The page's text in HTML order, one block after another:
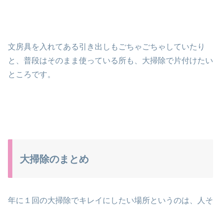
文房具を入れてある引き出しもごちゃごちゃしていたり
と、普段はそのまま使っている所も、大掃除で片付けたい
ところです。
大掃除のまとめ
年に１回の大掃除でキレイにしたい場所というのは、人そ